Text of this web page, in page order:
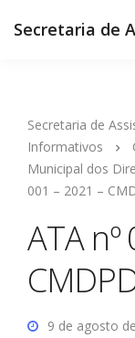
Secretaria de
Secretaria de
Informativos
Municipal dos
001 – 2021 –
ATA
9 de agosto